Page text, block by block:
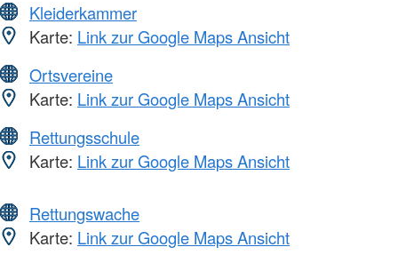
Kleiderkammer
Karte: Link zur Google Maps Ansicht
Ortsvereine
Karte: Link zur Google Maps Ansicht
Rettungsschule
Karte: Link zur Google Maps Ansicht
Rettungswache
Karte: Link zur Google Maps Ansicht